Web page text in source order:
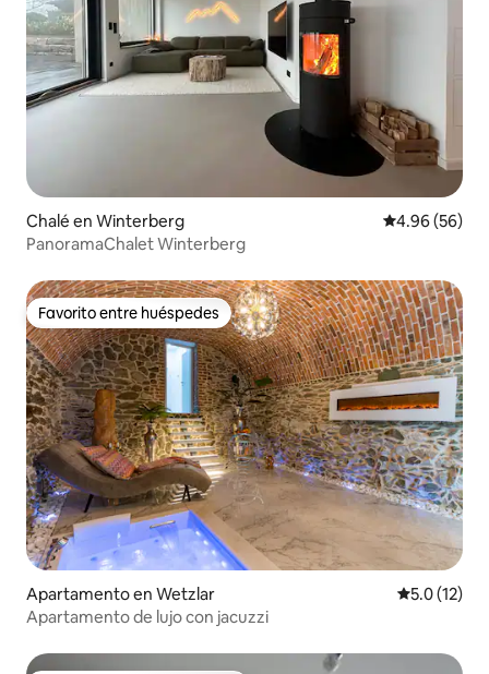
Chalé en Winterberg Calificación
4.96 (56)
PanoramaChalet Winterberg
Favorito entre huéspedes
Favorito entre huéspedes
Apartamento en Wetzlar Calificación
5.0 (12)
Apartamento de lujo con jacuzzi